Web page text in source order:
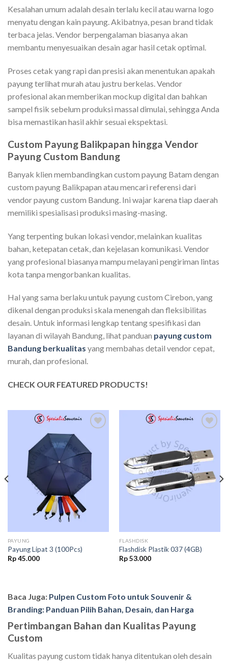
Kesalahan umum adalah desain terlalu kecil atau warna logo
menyatu dengan kain payung. Akibatnya, pesan brand tidak
terbaca jelas. Vendor berpengalaman biasanya akan
membantu menyesuaikan desain agar hasil cetak optimal.
Proses cetak yang rapi dan presisi akan menentukan apakah
payung terlihat murah atau justru berkelas. Vendor
profesional akan memberikan mockup digital dan bahkan
sampel fisik sebelum produksi massal dimulai, sehingga Anda
bisa memastikan hasil akhir sesuai ekspektasi.
Custom Payung Balikpapan hingga Vendor
Payung Custom Bandung
Banyak klien membandingkan custom payung Batam dengan
custom payung Balikpapan atau mencari referensi dari
vendor payung custom Bandung. Ini wajar karena tiap daerah
memiliki spesialisasi produksi masing-masing.
Yang terpenting bukan lokasi vendor, melainkan kualitas
bahan, ketepatan cetak, dan kejelasan komunikasi. Vendor
yang profesional biasanya mampu melayani pengiriman lintas
kota tanpa mengorbankan kualitas.
Hal yang sama berlaku untuk payung custom Cirebon, yang
dikenal dengan produksi skala menengah dan fleksibilitas
desain. Untuk informasi lengkap tentang spesifikasi dan
layanan di wilayah Bandung, lihat panduan payung custom
Bandung berkualitas yang membahas detail vendor cepat,
murah, dan profesional.
CHECK OUR FEATURED PRODUCTS!
Add to
PAYUNG
Payung Lipat 3 (100Pcs)
Rp45.000
Add to
wishlist
FLASHDISK
Flashdisk Plastik 037 (4GB)
Rp53.000
Baca Juga: Pulpen Custom Foto untuk Souvenir &
Branding: Panduan Pilih Bahan, Desain, dan Harga
Pertimbangan Bahan dan Kualitas Payung
Custom
Kualitas payung custom tidak hanya ditentukan oleh desain